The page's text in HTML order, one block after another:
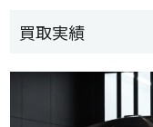
買取実績